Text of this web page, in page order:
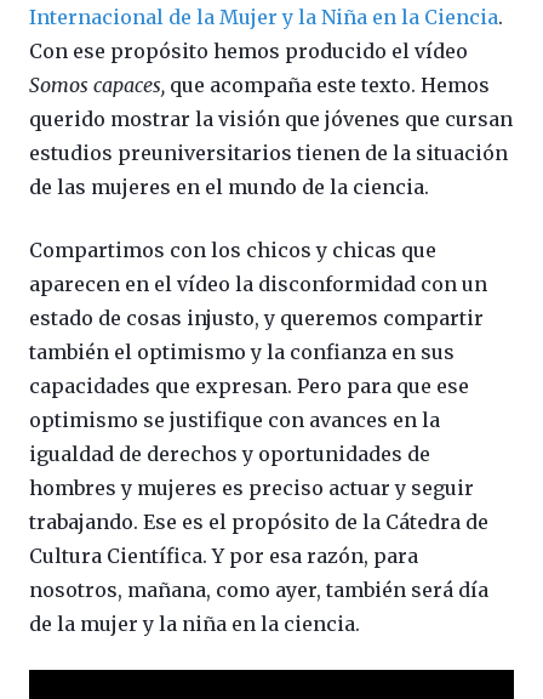
Internacional de la Mujer y la Niña en la Ciencia.
Con ese propósito hemos producido el vídeo
Somos capaces, que acompaña este texto. Hemos
querido mostrar la visión que jóvenes que cursan
estudios preuniversitarios tienen de la situación
de las mujeres en el mundo de la ciencia.
Compartimos con los chicos y chicas que
aparecen en el vídeo la disconformidad con un
estado de cosas injusto, y queremos compartir
también el optimismo y la confianza en sus
capacidades que expresan. Pero para que ese
optimismo se justifique con avances en la
igualdad de derechos y oportunidades de
hombres y mujeres es preciso actuar y seguir
trabajando. Ese es el propósito de la Cátedra de
Cultura Científica. Y por esa razón, para
nosotros, mañana, como ayer, también será día
de la mujer y la niña en la ciencia.